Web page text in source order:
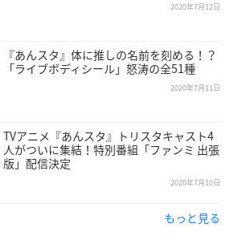
2020年7月12日
『あんスタ』体に推しの名前を刻める！？
「ライブボディシール」怒涛の全51種
2020年7月11日
TVアニメ『あんスタ』トリスタキャスト4
人がついに集結！特別番組「ファンミ 出張
版」配信決定
2020年7月10日
もっと見る